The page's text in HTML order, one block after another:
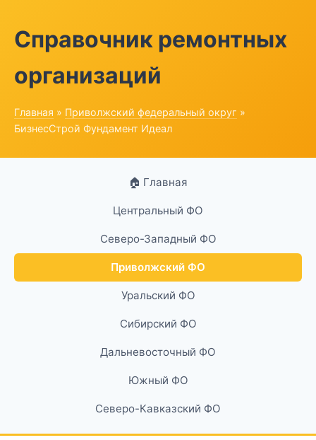
Справочник ремонтных
организаций
Главная » Приволжский федеральный округ »
БизнесСтрой Фундамент Идеал
🏠 Главная
Центральный ФО
Северо-Западный ФО
Приволжский ФО
Уральский ФО
Сибирский ФО
Дальневосточный ФО
Южный ФО
Северо-Кавказский ФО